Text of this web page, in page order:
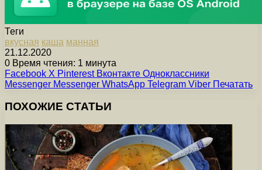
Теги
вкусная каша манная
21.12.2020
0 Время чтения: 1 минута
Facebook X Pinterest Вконтакте Одноклассники
Messenger Messenger WhatsApp Telegram Viber Печатать
ПОХОЖИЕ СТАТЬИ